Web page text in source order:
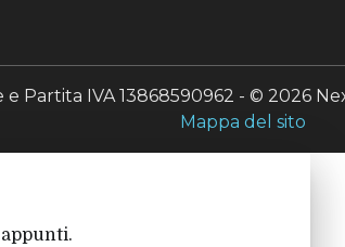
Partita IVA 13868590962 - © 2026
Mappa del sito